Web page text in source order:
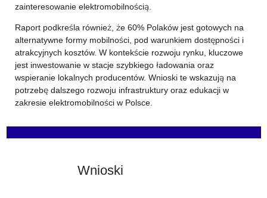
zainteresowanie elektromobilnością.
Raport podkreśla również, że 60% Polaków jest gotowych na
alternatywne formy mobilności, pod warunkiem dostępności i
atrakcyjnych kosztów. W kontekście rozwoju rynku, kluczowe
jest inwestowanie w stacje szybkiego ładowania oraz
wspieranie lokalnych producentów. Wnioski te wskazują na
potrzebę dalszego rozwoju infrastruktury oraz edukacji w
zakresie elektromobilności w Polsce.
Wnioski